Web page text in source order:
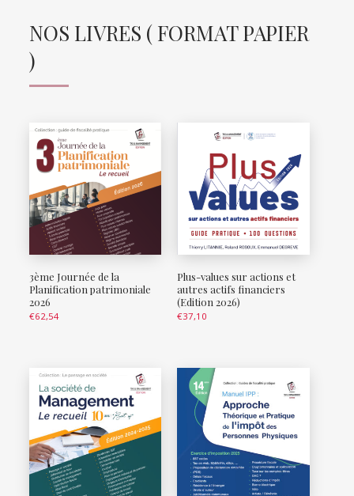
NOS LIVRES ( FORMAT PAPIER
)
3ème Journée de la
Planification patrimoniale
2026
€62,54
Plus-values sur actions et
autres actifs financiers
(Edition 2026)
€37,10